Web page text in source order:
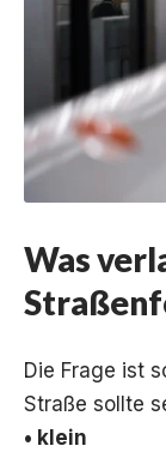
Was
Die Frage ist
Straße sollte
• klein